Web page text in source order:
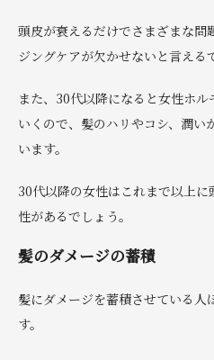
頭皮が衰えるだけでさまざまな問
ジングケアが欠かせないと言える
また、30代以降になると女性ホ
いくので、髪のハリやコシ、潤い
います。
30代以降の女性はこれまで以上
性があるでしょう。
髪のダメージの蓄積
髪にダメージを蓄積させている人
す。